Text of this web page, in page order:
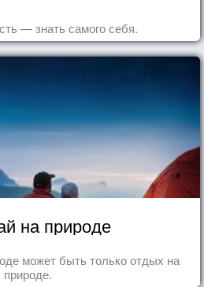
— знать самого себя.
на природе
может быть только отдых на
природе.